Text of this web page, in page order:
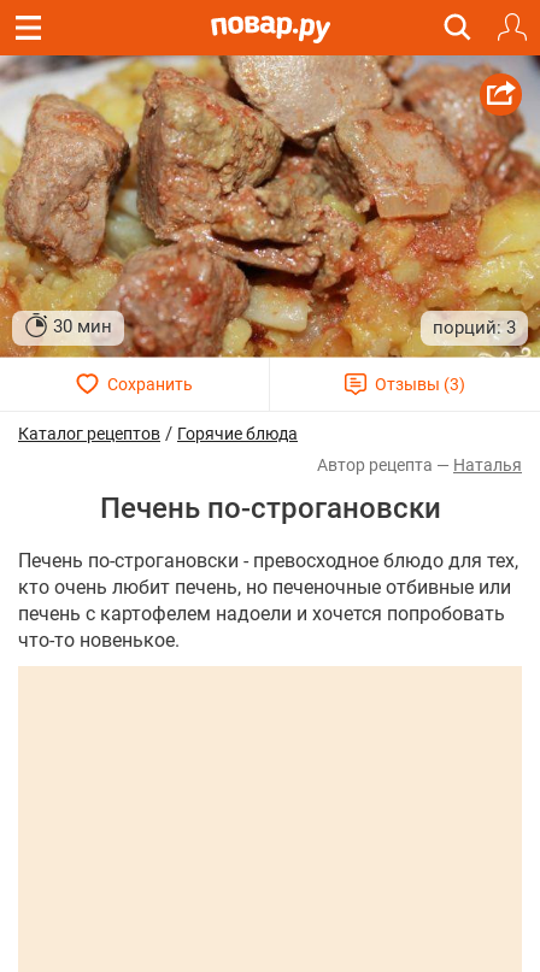
30 мин 3
Каталог рецептов / Горячие блюда
Наталья
Печень по-строгановски
Печень по-строгановски - превосходное блюдо для тех,
кто очень любит печень, но печеночные отбивные или
печень с картофелем надоели и хочется попробовать
что-то новенькое.